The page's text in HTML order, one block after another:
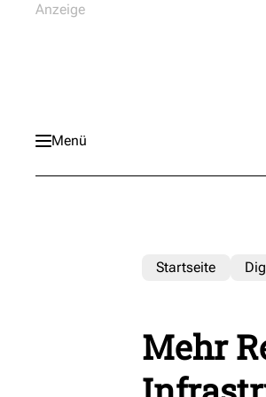
Menü
Startseite
Mehr